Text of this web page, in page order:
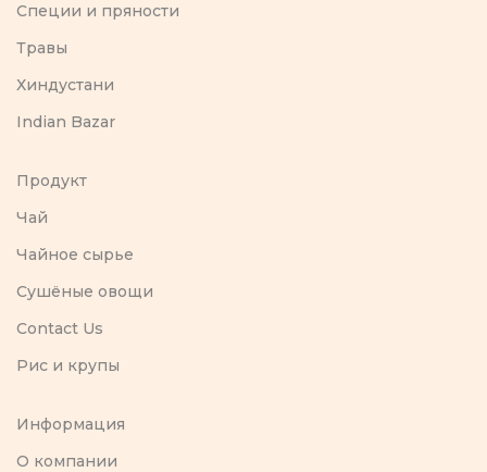
Специи и пряности
Травы
Хиндустани
Indian Bazar
Продукт
Чай
Чайное сырье
Сушёные овощи
Contact Us
Рис и крупы
Информация
O компании